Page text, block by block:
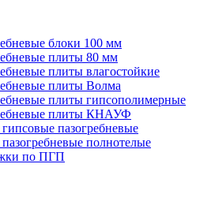
блоки 100 мм
плиты 80 мм
плиты влагостойкие
плиты Волма
плиты гипсополимерные
плиты КНАУФ
пазогребневые
полнотелые
по ПГП